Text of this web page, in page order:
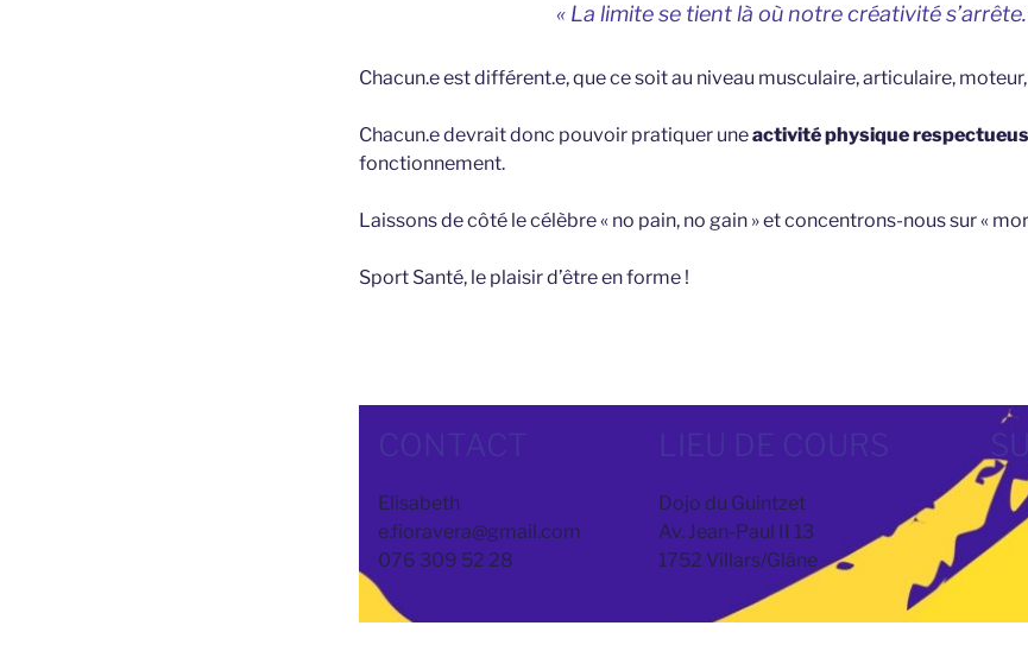
« La limite se tient là où notre créativité s’arrête.
Chacun.e est différent.e, que ce soit au niveau musculaire, articulaire,
Chacun.e devrait donc pouvoir pratiquer uneactivité physique
fonctionnement.
Laissons de côté le célèbre « no pain, no gain » et concentrons-nous sur «
Sport Santé, le plaisir d’être en forme !
CONTACT
Elisabeth
e.fioravera@gmail.com
076 309 52 28
LIEU DE COURS
Dojo du Guintzet
Av. Jean-Paul II 13
1752 Villars/Glâne